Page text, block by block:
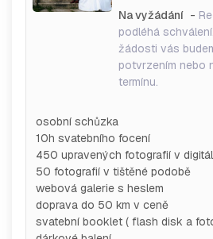
Na vyžádání -
podléhá
žádosti vás
potvrzením nebo
termínu.
osobní schůzka
10h svatebního focení
450 upravených fotografií v
50 fotografií v tištěné podobě
webová galerie s heslem
doprava do 50 km v ceně
svatební booklet ( flash disk a